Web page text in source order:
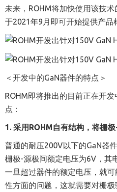
未来， ROHM将加快使用该技术
于2021年9 月即可开始提供产品
＜开发中的GaN器件的特点＞
ROHM即将推出的目前正在开发
点：
1. 采用 ROHM自有结构，将栅极
普通的耐压200V以下的GaN器
栅极-源极间额定电压为6V ，其
一旦超过器件的额定电压，就
性方面的问题，这就需要对栅